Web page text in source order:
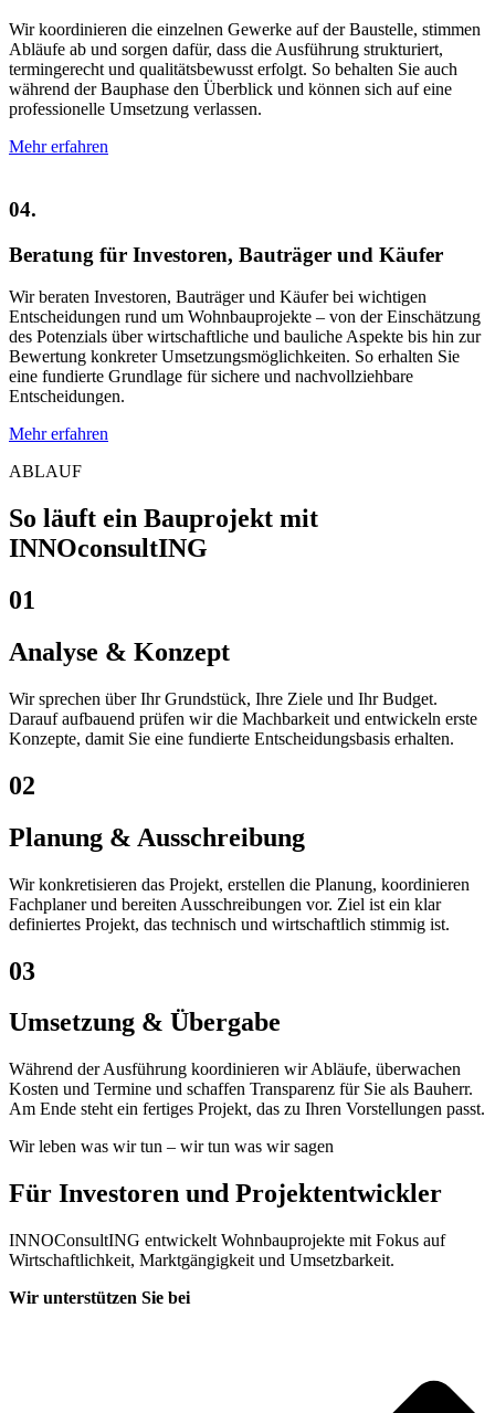
Wir koordinieren die einzelnen Gewerke auf der Baustelle, stimmen
Abläufe ab und sorgen dafür, dass die Ausführung strukturiert,
termingerecht und qualitätsbewusst erfolgt. So behalten Sie auch
während der Bauphase den Überblick und können sich auf eine
professionelle Umsetzung verlassen.
Mehr erfahren
04.
Beratung für Investoren, Bauträger und Käufer
Wir beraten Investoren, Bauträger und Käufer bei wichtigen
Entscheidungen rund um Wohnbauprojekte – von der Einschätzung
des Potenzials über wirtschaftliche und bauliche Aspekte bis hin zur
Bewertung konkreter Umsetzungsmöglichkeiten. So erhalten Sie
eine fundierte Grundlage für sichere und nachvollziehbare
Entscheidungen.
Mehr erfahren
ABLAUF
So läuft ein Bauprojekt mit
INNOconsultING
01
Analyse & Konzept
Wir sprechen über Ihr Grundstück, Ihre Ziele und Ihr Budget.
Darauf aufbauend prüfen wir die Machbarkeit und entwickeln erste
Konzepte, damit Sie eine fundierte Entscheidungsbasis erhalten.
02
Planung & Ausschreibung
Wir konkretisieren das Projekt, erstellen die Planung, koordinieren
Fachplaner und bereiten Ausschreibungen vor. Ziel ist ein klar
definiertes Projekt, das technisch und wirtschaftlich stimmig ist.
03
Umsetzung & Übergabe
Während der Ausführung koordinieren wir Abläufe, überwachen
Kosten und Termine und schaffen Transparenz für Sie als Bauherr.
Am Ende steht ein fertiges Projekt, das zu Ihren Vorstellungen passt.
Wir leben was wir tun – wir tun was wir sagen
Für Investoren und Projektentwickler
INNOConsultING entwickelt Wohnbauprojekte mit Fokus auf
Wirtschaftlichkeit, Marktgängigkeit und Umsetzbarkeit.
Wir unterstützen Sie bei